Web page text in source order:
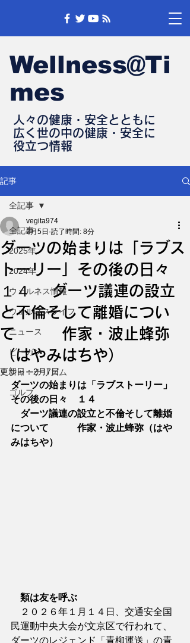
Wellness@Ti
mes
人々の健康・安全とともに
​広く世の中の健康・安全に
​役立つ情報
記事
全記事
2025年
2024年
ウェルネス情報
ウェルネスライフ
ニュース
ビーガン
ジャーナリズム
ゴルフ
全記事
ダーツの始まりは「ラブス
トーリー」その後の日々
１４ ダーツ議連の設立
と不倫そして離婚につい
て 作家・波止蜂弥
（はやみはちや）
vegita974
2月5日 読了時間: 8分
更新日：2月7日
ダーツの始まりは「ラブストーリー」
その後の日々　１４
ダーツ議連の設立と不倫そして離婚
について　　　作家・波止蜂弥（はや
みはちや）
類は友を呼ぶ
２０２６年１月１４日、交通安全国
民運動中央大会が文京区で行われて、
ダーツのレジェンド「青柳運送」の青